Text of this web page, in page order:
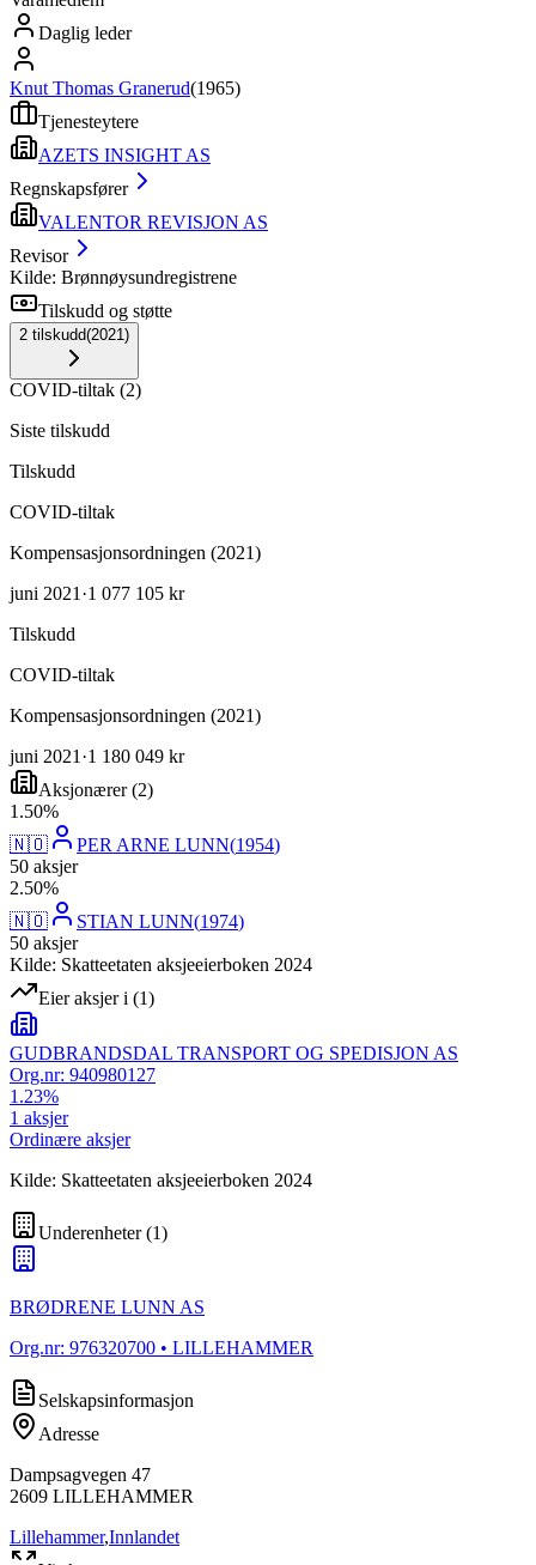
Daglig leder
Knut Thomas Granerud(1965)
Tjenesteytere
AZETS INSIGHT AS
Regnskapsfører
VALENTOR REVISJON AS
Revisor
Kilde: Brønnøysundregistrene
Tilskudd og støtte
2 tilskudd(2021)
COVID-tiltak (2)
Siste tilskudd
Tilskudd
COVID-tiltak
Kompensasjonsordningen (2021)
juni 2021 ·1 077 105 kr
Tilskudd
COVID-tiltak
Kompensasjonsordningen (2021)
juni 2021 ·1 180 049 kr
Aksjonærer(2)
1 .50%
🇳🇴
PER ARNE LUNN(1954)
50 aksjer
2.50%
🇳🇴
STIAN LUNN(1974)
50 aksjer
Kilde: Skatteetaten aksjeeierboken 2024
Eier aksjer i (1)
GUDBRANDSDAL TRANSPORT OG SPEDISJON AS
Org.nr: 940980127
1.23%
1 aksjer
Ordinære aksjer
Kilde: Skatteetaten aksjeeierboken 2024
Underenheter(1)
BRØDRENE LUNN AS
Org.nr: 976320700 • LILLEHAMMER
Selskapsinformasjon
Adresse
Dampsagvegen 47
2609 LILLEHAMMER
Lillehammer,Innlandet